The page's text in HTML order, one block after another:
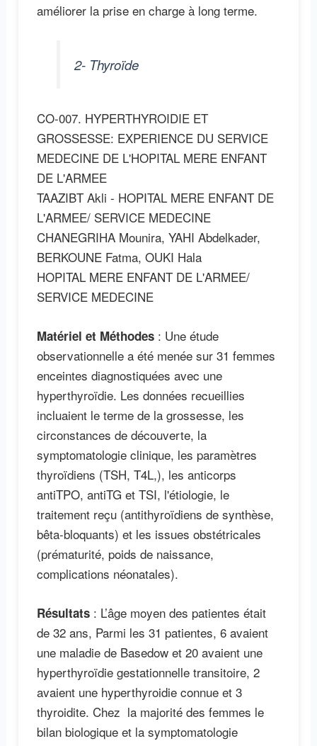
améliorer la prise en charge à long terme.
2- Thyroïde
CO-007. HYPERTHYROIDIE ET
GROSSESSE: EXPERIENCE DU SERVICE
MEDECINE DE L'HOPITAL MERE ENFANT
DE L'ARMEE
TAAZIBT Akli - HOPITAL MERE ENFANT DE
L'ARMEE/ SERVICE MEDECINE
CHANEGRIHA Mounira, YAHI Abdelkader,
BERKOUNE Fatma, OUKI Hala
HOPITAL MERE ENFANT DE L'ARMEE/
SERVICE MEDECINE
Matériel et Méthodes: Une étude
observationnelle a été menée sur 31 femmes
enceintes diagnostiquées avec une
hyperthyroïdie. Les données recueillies
incluaient le terme de la grossesse, les
circonstances de découverte, la
symptomatologie clinique, les paramètres
thyroïdiens (TSH, T4L,), les anticorps
antiTPO, antiTG et TSI, l'étiologie, le
traitement reçu (antithyroïdiens de synthèse,
bêta-bloquants) et les issues obstétricales
(prématurité, poids de naissance,
complications néonatales).
Résultats: L’âge moyen des patientes était
de 32 ans, Parmi les 31 patientes, 6 avaient
une maladie de Basedow et 20 avaient une
hyperthyroïdie gestationnelle transitoire, 2
avaient une hyperthyroidie connue et 3
thyroidite. Chez la majorité des femmes le
bilan biologique et la symptomatologie